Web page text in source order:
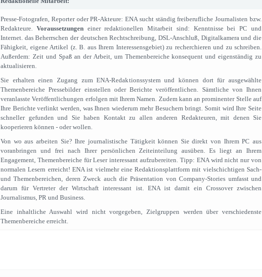
Presse-Fotografen, Reporter oder PR-Akteure: ENA sucht ständig freiberufliche Journalisten bzw.
Redakteure. Voraussetzungeneiner redaktionellen Mitarbeit sind: Kenntnisse bei PC und
Internet. das Beherrschen der deutschen Rechtschreibung, DSL-Anschluß, Digitalkamera und die
Fähigkeit, eigene Artikel (z. B. aus Ihrem Interessensgebiet) zu recherchieren und zu schreiben.
Außerdem: Zeit und Spaß an der Arbeit, um Themenbereiche konsequent und eigenständig zu
aktualisieren.
Sie erhalten einen Zugang zum ENA-Redaktionssystem und können dort für ausgewählte
Themenbereiche Pressebilder einstellen oder Berichte veröffentlichen. Sämtliche von Ihnen
veranlasste Veröffentlichungen erfolgen mit Ihrem Namen. Zudem kann an prominenter Stelle auf
Ihre Berichte verlinkt werden, was Ihnen wiederum mehr Besuchern bringt. Somit wird Ihre Seite
schneller gefunden und Sie haben Kontakt zu allen anderen Redakteuren, mit denen Sie
kooperieren können - oder wollen.
Von wo aus arbeiten Sie? Ihre journalistische Tätigkeit können Sie direkt von Ihrem PC aus
voranbringen und frei nach Ihrer persönlichen Zeiteinteilung ausüben. Es liegt an Ihrem
Engagement, Themenbereiche für Leser interessant aufzubereiten. Tipp: ENA wird nicht nur von
normalen Lesern erreicht! ENA ist vielmehr eine Redaktionsplattform mit vielschichtigen Sach-
und Themenbereichen, deren Zweck auch die Präsentation von Company-Stories umfasst und
darum für Vertreter der Wirtschaft interessant ist. ENA ist damit ein Crossover zwischen
Journalismus, PR und Business.
Eine inhaltliche Auswahl wird nicht vorgegeben, Zielgruppen werden über verschiedenste
Themenbereiche erreicht.